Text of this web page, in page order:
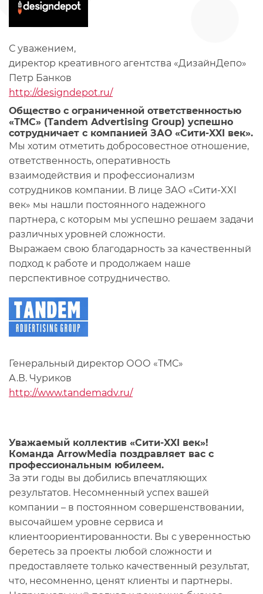
С уважением,
директор креативного агентства «ДизайнДепо»
Петр Банков
http://designdepot.ru/
Общество с ограниченной ответственностью
«ТМС» (Tandem Advertising Group) успешно
сотрудничает с компанией ЗАО «Сити-XXI век».
Мы хотим отметить добросовестное отношение,
ответственность, оперативность
взаимодействия и профессионализм
сотрудников компании. В лице ЗАО «Сити-XXI
век» мы нашли постоянного надежного
партнера, с которым мы успешно решаем задачи
различных уровней сложности.
Выражаем свою благодарность за качественный
подход к работе и продолжаем наше
перспективное сотрудничество.
Генеральный директор ООО «ТМС»
А.В. Чуриков
http://www.tandemadv.ru/
Уважаемый коллектив «Сити-XXI век»!
Команда ArrowMedia поздравляет вас с
профессиональным юбилеем.
За эти годы вы добились впечатляющих
результатов. Несомненный успех вашей
компании – в постоянном совершенствовании,
высочайшем уровне сервиса и
клиентоориентированности. Вы с уверенностью
беретесь за проекты любой сложности и
предоставляете только качественный результат,
что, несомненно, ценят клиенты и партнеры.